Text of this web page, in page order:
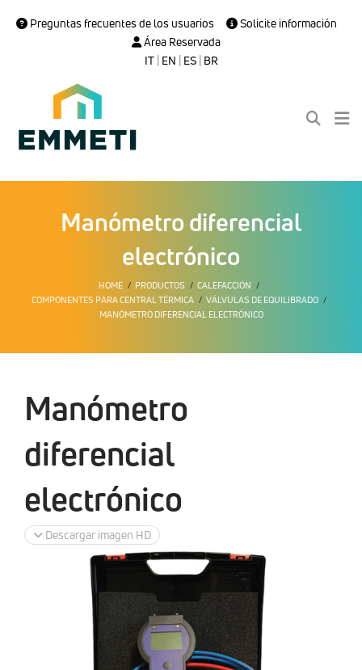
Preguntas frecuentes de los usuarios
Solicite información
Área Reservada
IT| EN | ES| BR
Manómetro diferencial
electrónico
HOME PRODUCTOS
CALEFACCIÓN
COMPONENTES PARA CENTRAL TÉRMICA
VÁLVULAS DE EQUILIBRADO
MANÓMETRO DIFERENCIAL ELECTRÓNICO
Manómetro
diferencial
electrónico
Descargar imagen HD